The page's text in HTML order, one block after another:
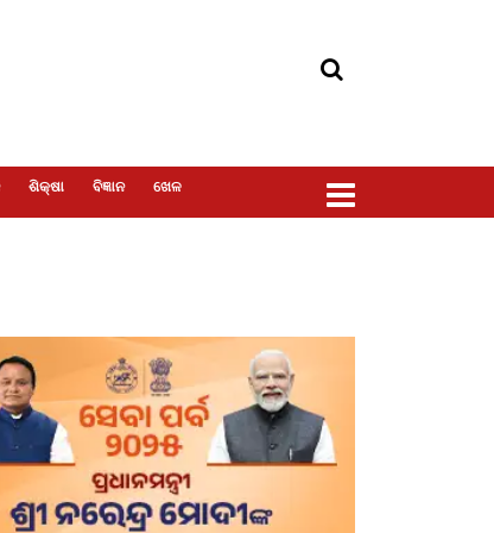
ଶିକ୍ଷା ବିଜ୍ଞାନ ଖେଳ